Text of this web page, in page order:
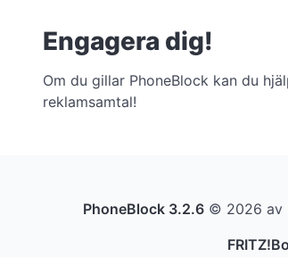
Engagera dig!
Om du gillar PhoneBlock kan du
reklamsamtal!
PhoneBlock 3.2.6 © 2026 av